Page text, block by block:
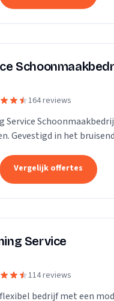
164 reviews
Service
Gevestigd in het
Vergelijk offertes
Service
114 reviews
bedrijf met een